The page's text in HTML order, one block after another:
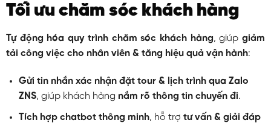
Tối ưu chăm sóc khách hàng
Tự động hóa quy trình chăm sóc khách hàng, giúpgiảm
tải công việc cho nhân viên & tăng hiệu quả vận hành:
Gửi tin nhắn xác nhận đặt tour & lịch trình qua Zalo
ZNS, giúp khách hàng nắm rõ thông tin chuyến đi.
Tích hợp chatbot thông minh, hỗ trợ tư vấn & giải đáp